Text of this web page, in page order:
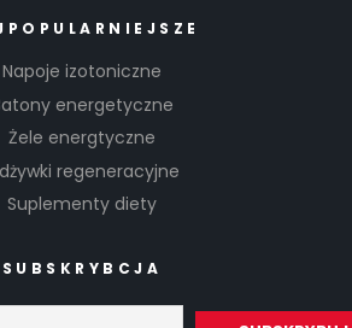
Napoje izotoniczne
energetyczne
Żele energtyczne
regeneracyjne
Suplementy diety
SUBSKRYBCJA